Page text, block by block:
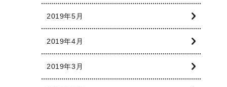
2019年5月
2019年4月
2019年3月